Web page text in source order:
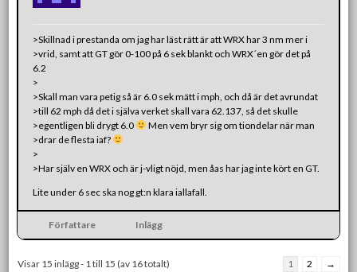
>Skillnad i prestanda om jag har läst rätt är att WRX har 3 nm mer i
>vrid, samt att GT gör 0-100 på 6 sek blankt och WRX´en gör det på
6.2
>
>Skall man vara petig så är 6.0 sek mätt i mph, och då är det avrundat
>till 62 mph då det i själva verket skall vara 62.137, så det skulle
>egentligen bli drygt 6.0
Men vem bryr sig om tiondelar när man
>drar de flesta iaf?
>
>Har själv en WRX och är j-vligt nöjd, men åas har jag inte kört en GT.
Lite under 6 sec ska nog gt:n klara iallafall.
Författare Inlägg
Visar 15 inlägg - 1 till 15 (av 16 totalt) 1 2 →